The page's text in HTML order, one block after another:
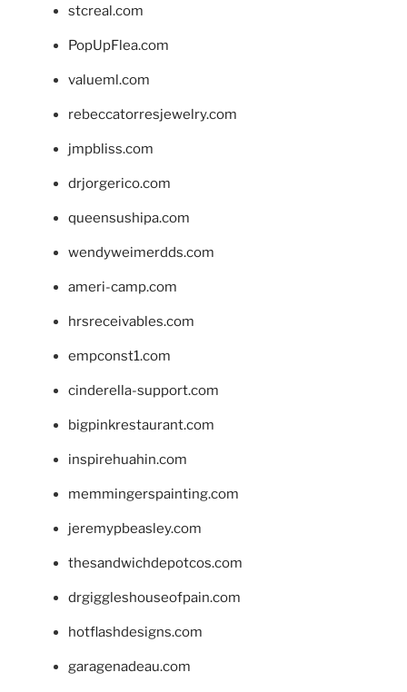
stcreal.com
PopUpFlea.com
valueml.com
rebeccatorresjewelry.com
jmpbliss.com
drjorgerico.com
queensushipa.com
wendyweimerdds.com
ameri-camp.com
hrsreceivables.com
empconst1.com
cinderella-support.com
bigpinkrestaurant.com
inspirehuahin.com
memmingerspainting.com
jeremypbeasley.com
thesandwichdepotcos.com
drgiggleshouseofpain.com
hotflashdesigns.com
garagenadeau.com